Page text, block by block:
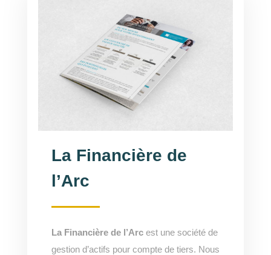
La Financière de
l’Arc
La Financière de l’Arcest une société de
gestion d’actifs pour compte de tiers. Nous